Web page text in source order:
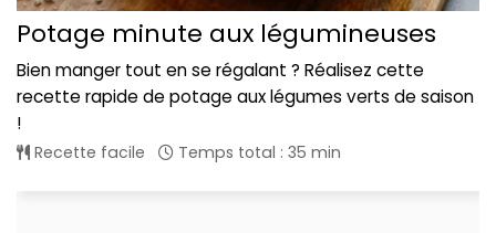
Potage minute aux légumineuses
Bien manger tout en se régalant ? Réalisez cette
recette rapide de potage aux légumes verts de saison
!
Recette facile Temps total : 35 min